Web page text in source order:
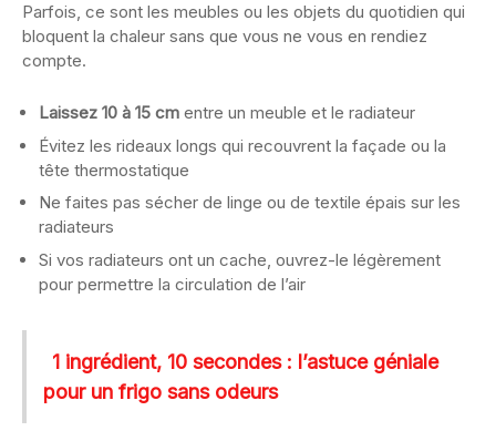
Parfois, ce sont les meubles ou les objets du quotidien qui
bloquent la chaleur sans que vous ne vous en rendiez
compte.
Laissez 10 à 15 cm entre un meuble et le radiateur
Évitez les rideaux longs qui recouvrent la façade ou la
tête thermostatique
Ne faites pas sécher de linge ou de textile épais sur les
radiateurs
Si vos radiateurs ont un cache, ouvrez-le légèrement
pour permettre la circulation de l’air
1 ingrédient, 10 secondes : l’astuce géniale
pour un frigo sans odeurs